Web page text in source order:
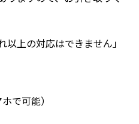
以上の対応はできません」
で可能）